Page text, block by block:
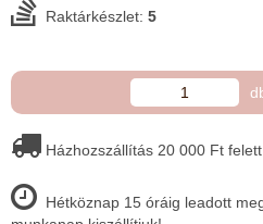
Raktárkészlet: 5
Házhozszállítás 20 000 Ft
Hétköznap 15 óráig leadott